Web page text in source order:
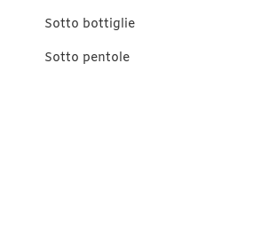
Sotto bottiglie
Sotto pentole